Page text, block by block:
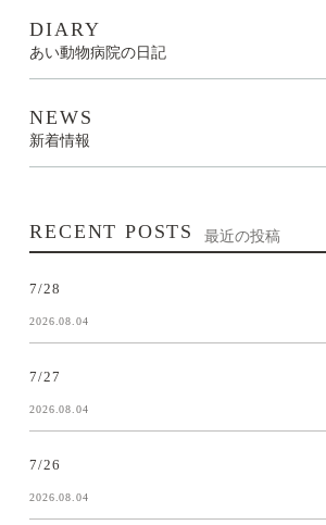
DIARY
あい動物病院の日記
NEWS
新着情報
RECENT POSTS 最近の投稿
7/28
2026.08.04
7/27
2026.08.04
7/26
2026.08.04